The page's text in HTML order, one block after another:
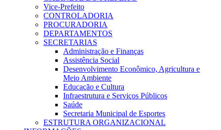
Vice-Prefeito
CONTROLADORIA
PROCURADORIA
DEPARTAMENTOS
SECRETARIAS
Administração e Finanças
Assistência Social
Desenvolvimento Econômico, Agricultura e
Meio Ambiente
Educação e Cultura
Infraestrutura e Serviços Públicos
Saúde
Secretaria Municipal de Esportes
ESTRUTURA ORGANIZACIONAL